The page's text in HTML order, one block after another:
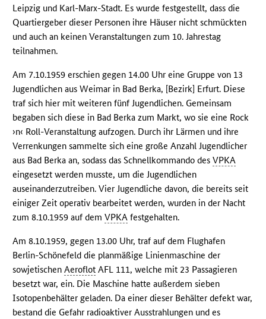
Leipzig und Karl-Marx-Stadt. Es wurde festgestellt, dass die
Quartiergeber dieser Personen ihre Häuser nicht schmückten
und auch an keinen Veranstaltungen zum 10. Jahrestag
teilnahmen.
Am 7.10.1959 erschien gegen 14.00 Uhr eine Gruppe von 13
Jugendlichen aus Weimar in Bad Berka, [Bezirk] Erfurt. Diese
traf sich hier mit weiteren fünf Jugendlichen. Gemeinsam
begaben sich diese in Bad Berka zum Markt, wo sie eine Rock
›n‹ Roll-Veranstaltung aufzogen. Durch ihr Lärmen und ihre
Verrenkungen sammelte sich eine große Anzahl Jugendlicher
aus Bad Berka an, sodass das Schnellkommando desVPKA
eingesetzt werden musste, um die Jugendlichen
auseinanderzutreiben. Vier Jugendliche davon, die bereits seit
einiger Zeit operativ bearbeitet werden, wurden in der Nacht
zum 8.10.1959 auf demVPKA festgehalten.
Am 8.10.1959, gegen 13.00 Uhr, traf auf dem Flughafen
Berlin-Schönefeld die planmäßige Linienmaschine der
sowjetischenAeroflot AFL 111, welche mit 23 Passagieren
besetzt war, ein. Die Maschine hatte außerdem sieben
Isotopenbehälter geladen. Da einer dieser Behälter defekt war,
bestand die Gefahr radioaktiver Ausstrahlungen und es